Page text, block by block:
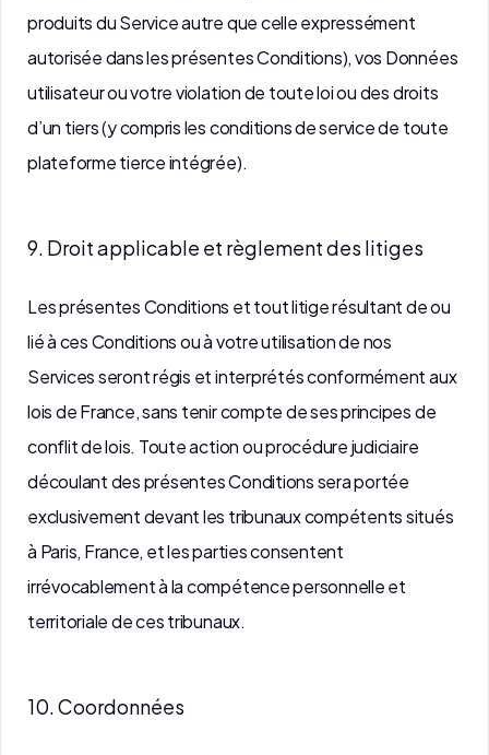
produits du Service autre que celle expressément
autorisée dans les présentes Conditions), vos Données
utilisateur ou votre violation de toute loi ou des droits
d’un tiers (y compris les conditions de service de toute
plateforme tierce intégrée).
9. Droit applicable et règlement des litiges
Les présentes Conditions et tout litige résultant de ou
lié à ces Conditions ou à votre utilisation de nos
Services seront régis et interprétés conformément aux
lois de France, sans tenir compte de ses principes de
conflit de lois. Toute action ou procédure judiciaire
découlant des présentes Conditions sera portée
exclusivement devant les tribunaux compétents situés
à Paris, France, et les parties consentent
irrévocablement à la compétence personnelle et
territoriale de ces tribunaux.
10. Coordonnées